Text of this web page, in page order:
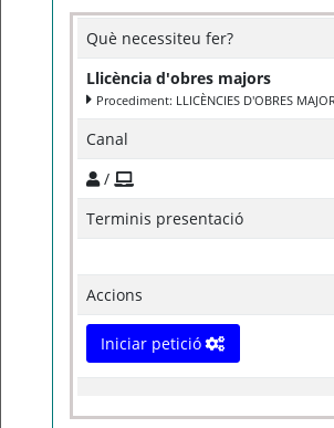
Què necessiteu fer?
Llicència d'obres majors
Procediment: LLICÈNCIES D'OBRES
Canal
/
Terminis presentació
Accions
Iniciar petició